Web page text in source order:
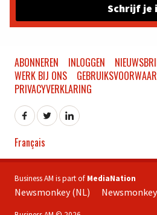
Schrijf je
ABONNEREN INLOGGEN
WERK BIJ ONS
PRIVACYVERKLARING
Français
Business AM is part of MediaNation
Newsmonkey (NL)